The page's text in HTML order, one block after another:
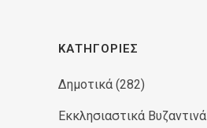
ΚΑΤΗΓΟΡΊΕΣ
Δημοτικά (282)
Εκκλησιαστικά Βυζαντινά